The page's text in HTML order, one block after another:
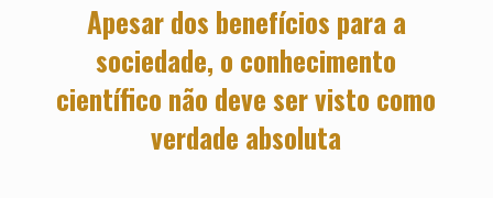
Apesar dos benefícios para a
sociedade, o conhecimento
científico não deve ser visto como
verdade absoluta